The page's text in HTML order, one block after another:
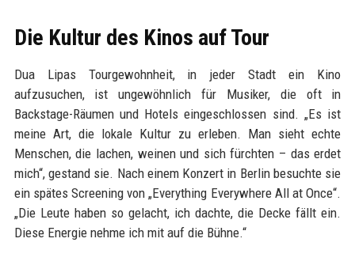
Die Kultur des Kinos auf Tour
Dua Lipas Tourgewohnheit, in jeder Stadt ein Kino
aufzusuchen, ist ungewöhnlich für Musiker, die oft in
Backstage-Räumen und Hotels eingeschlossen sind. „Es ist
meine Art, die lokale Kultur zu erleben. Man sieht echte
Menschen, die lachen, weinen und sich fürchten – das erdet
mich“, gestand sie. Nach einem Konzert in Berlin besuchte sie
ein spätes Screening von „Everything Everywhere All at Once“.
„Die Leute haben so gelacht, ich dachte, die Decke fällt ein.
Diese Energie nehme ich mit auf die Bühne.“